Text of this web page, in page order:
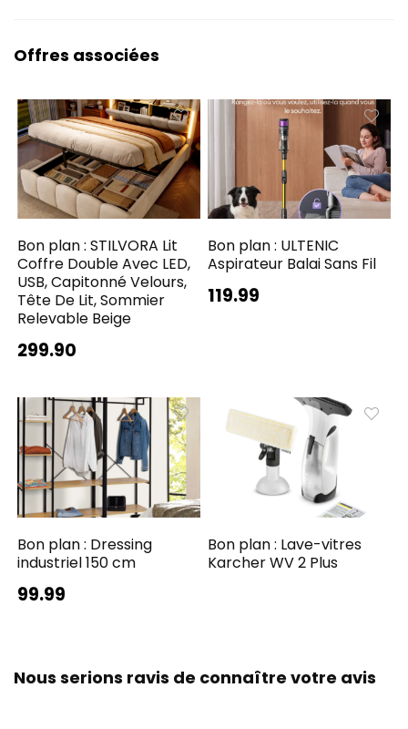
Offres associées
Bon plan : STILVORA Lit
Coffre Double Avec LED,
USB, Capitonné Velours,
Tête De Lit, Sommier
Relevable Beige
299.90
Bon plan : ULTENIC
Aspirateur Balai Sans Fil
119.99
Bon plan : Dressing
industriel 150 cm
99.99
Bon plan : Lave-vitres
Karcher WV 2 Plus
Nous serions ravis de connaître votre avis